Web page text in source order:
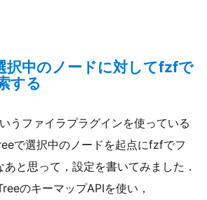
択中のノードに対してfzfで
する
うファイラプラグインを使っている
で選択中のノードを起点にfzfでフ
あと思って，設定を書いてみました．
のキーマップAPIを使い，